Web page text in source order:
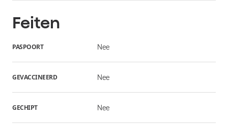
Feiten
PASPOORT Nee
GEVACCINEERD Nee
GECHIPT Nee